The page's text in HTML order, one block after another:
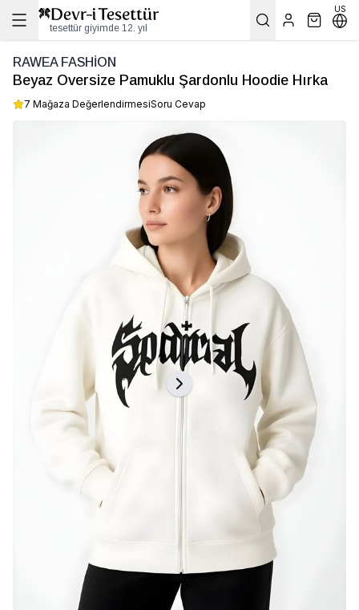
tesettür giyimde 12. yıl
US
RAWEA FASHİON
Beyaz Oversize Pamuklu Şardonlu Hoodie Hırka
7 Mağaza DeğerlendirmesiSoru Cevap